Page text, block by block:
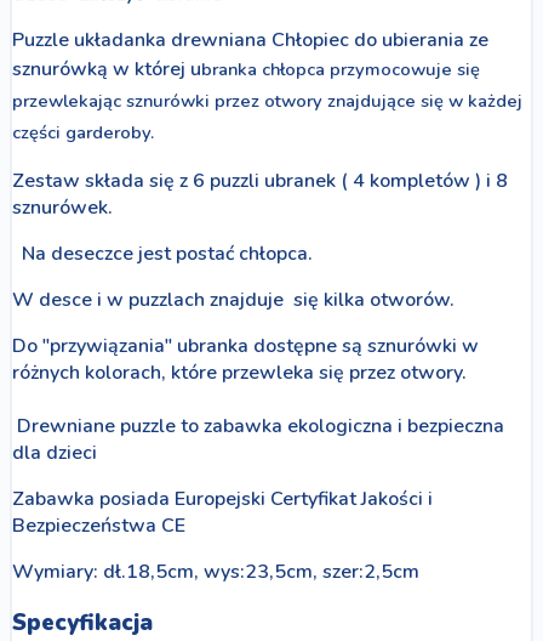
Puzzle układanka drewniana Chłopiec do ubierania ze
sznurówką w której ubranka chłopca przymocowuje się
przewlekając sznurówki przez otwory znajdujące się w każdej
części garderoby.
Zestaw składa się z 6 puzzli ubranek ( 4 kompletów ) i 8
sznurówek.
Na deseczce jest postać chłopca.
W desce i w puzzlach znajduje się kilka otworów.
Do "przywiązania" ubranka dostępne są sznurówki w
różnych kolorach, które przewleka się przez otwory.
Drewniane puzzle to zabawka ekologiczna i bezpieczna
dla dzieci
Zabawka posiada Europejski Certyfikat Jakości i
Bezpieczeństwa CE
Wymiary: dł.18,5cm, wys:23,5cm, szer:2,5cm
Specyfikacja